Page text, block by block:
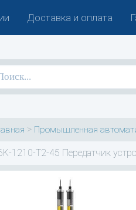
Доставка и оплата
> Промышленная
1210-T2-45 Передатчик